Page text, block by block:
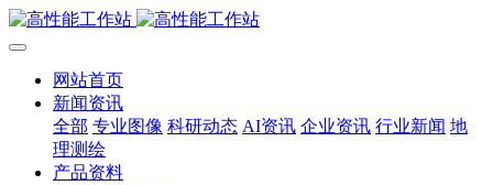
网站首页
新闻资讯
全部 专业图像 科研动态 AI资讯 企业资讯 行业新闻 地
理测绘
产品资料